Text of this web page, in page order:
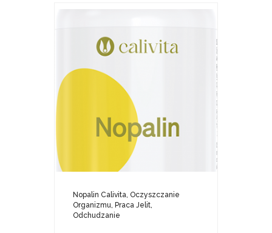
Nopalin Calivita, Oczyszczanie
Organizmu, Praca Jelit,
Odchudzanie